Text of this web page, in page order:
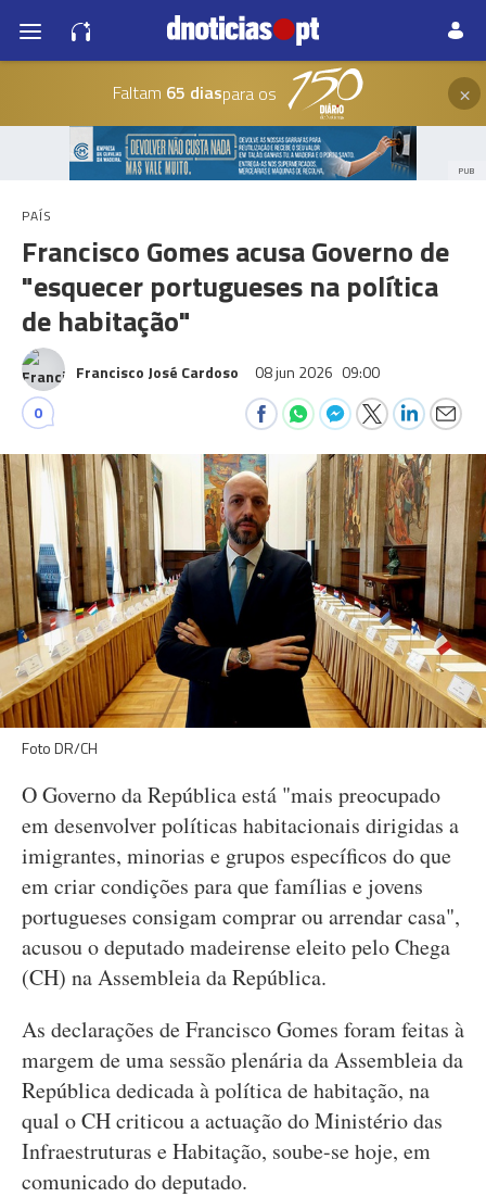
Faltam 65 diaspara os ×
PUB
PAÍS
Francisco Gomes acusa Governo de
"esquecer portugueses na política
de habitação"
Francisco José Cardoso 08 jun 2026 09:00
0
Foto DR/CH
O Governo da República está "mais preocupado
em desenvolver políticas habitacionais dirigidas a
imigrantes, minorias e grupos específicos do que
em criar condições para que famílias e jovens
portugueses consigam comprar ou arrendar casa",
acusou o deputado madeirense eleito pelo Chega
(CH) na Assembleia da República.
As declarações de Francisco Gomes foram feitas à
margem de uma sessão plenária da Assembleia da
República dedicada à política de habitação, na
qual o CH criticou a actuação do Ministério das
Infraestruturas e Habitação, soube-se hoje, em
comunicado do deputado.